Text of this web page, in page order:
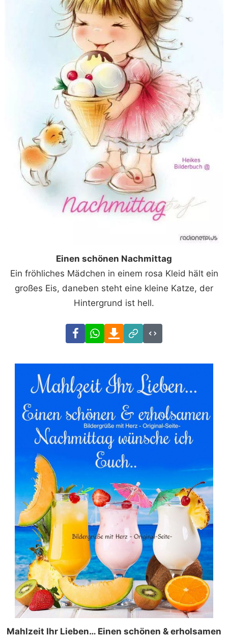
Einen schönen Nachmittag
Ein fröhliches Mädchen in einem rosa Kleid hält ein
großes Eis, daneben steht eine kleine Katze, der
Hintergrund ist hell.
FacebookWhatsAppDownload
Link
Code
Mahlzeit Ihr Lieben… Einen schönen & erholsamen